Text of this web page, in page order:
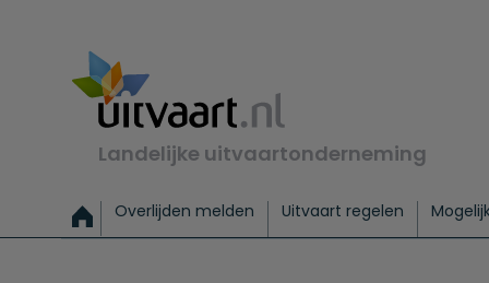
Landelijke uitvaartonderneming
Overlijden melden Uitvaart regelen